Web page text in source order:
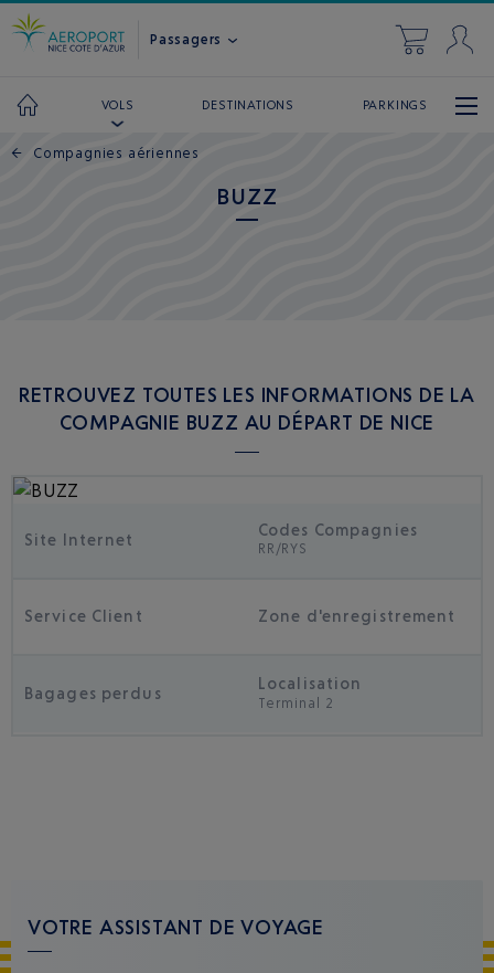
Passagers
VOLS DESTINATIONS PARKINGS
← Compagnies aériennes
BUZZ
RETROUVEZ TOUTES LES INFORMATIONS DE LA
COMPAGNIE BUZZ AU DÉPART DE NICE
Site Internet
Codes Compagnies
RR/RYS
Service Client Zone d'enregistrement
Bagages perdus
Localisation
Terminal 2
VOTRE ASSISTANT DE VOYAGE